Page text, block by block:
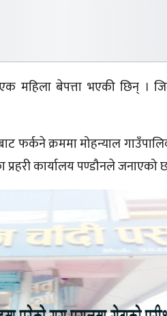
महिला बेपत्ता भएकी छिन् ।
फर्कने क्रममा मोहन्याल
प्रहरी कार्यालय पण्डौनले जनाएको